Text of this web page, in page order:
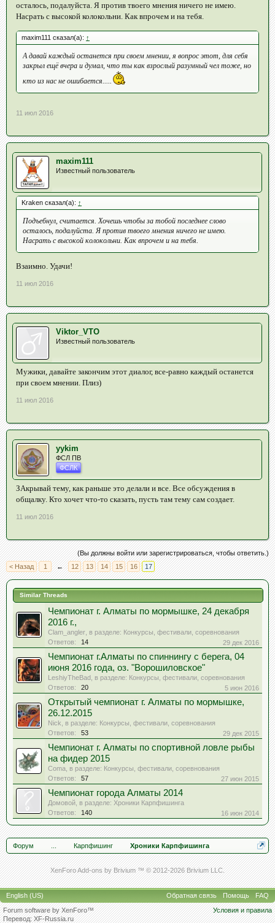
осталось, подалуйста. Я против твоего мнения ничего не имею.
Насрать с высокой колокольни. Как впрочем и на тебя.
maxim111 сказал(а): ↑
А давай каждый останется при своем мнении, я вопрос этот, для себя
закрыл ещё вчера и думал, что ты как взрослый разумный чел тоже, но
кто из нас не ошибается.....
11 июл 2016
maxim111
Известный пользователь
Kraken сказал(а): ↑
Подъебнул, считается. Хочешь чтобы за тобой последнее слово
осталось, подалуйста. Я против твоего мнения ничего не имею.
Насрать с высокой колокольни. Как впрочем и на тебя.
Взаимно. Удачи!
11 июл 2016
Viktor_VTO
Известный пользователь
Мужики, давайте закончим этот диалог, все-равно каждый останется
при своем мнении. Плиз)
11 июл 2016
yykim
ФСЛ ПВ
ФСЛК
ЗАкрывай тему, как раньше это делали и все. Все обсуждения в
общалку. Кто хочет что-то сказать, пусть там тему сам создает.
11 июл 2016
(Вы должны войти или зарегистрироваться, чтобы ответить.)
< Назад
1 ← 12 13 14 15 16 17
Similar Threads
Чемпионат г. Алматы по мормышке, 24 декабря
2016 г.,
Clam_angler, в разделе: Конкурсы, фестивали, соревнования
Ответов:
14 29 дек 2016
Чемпионат г.Алматы по спиннингу с берега, 04
июня 2016 года, оз. "Ворошиловское"
LeshiyTheBad, в разделе: Конкурсы, фестивали, соревнования
Ответов:
20 5 июн 2016
Открытый чемпионат г. Алматы по мормышке,
26.12.2015
Nick, в разделе: Конкурсы, фестивали, соревнования
Ответов:
53 29 дек 2015
Чемпионат г. Алматы по спортивной ловле рыбы
на фидер 2015
Coma, в разделе: Конкурсы, фестивали, соревнования
Ответов:
57 27 июн 2015
Чемпионат города Алматы 2014
Домовой, в разделе: Хроники Карпфишинга
Ответов:
140 16 июн 2014
Форум ... Карпфишинг Хроники Карпфишинга
XenForo Add-ons by Brivium ™ © 2012-2026 Brivium LLC.
English (US) Обратная связь Помощь
FAQ
Условия и правила
Forum software by XenForo™
Перевод:XF-Russia.ru